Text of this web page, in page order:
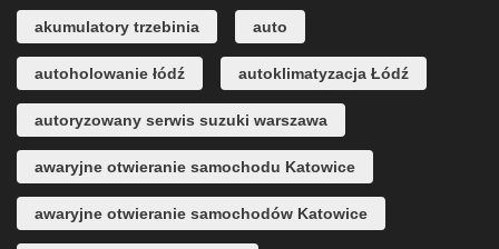
akumulatory trzebinia auto
autoholowanie łódź autoklimatyzacja Łódź
autoryzowany serwis suzuki warszawa
awaryjne otwieranie samochodu Katowice
awaryjne otwieranie samochodów Katowice